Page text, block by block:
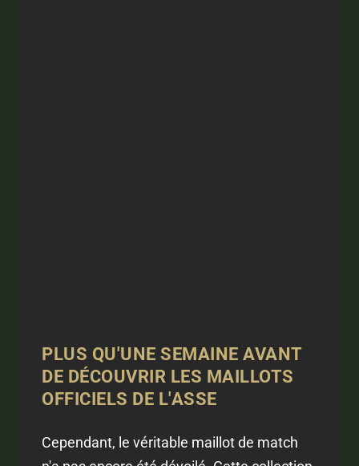
PLUS QU'UNE SEMAINE AVANT
DE DÉCOUVRIR LES MAILLOTS
OFFICIELS DE L'ASSE
Cependant, le véritable maillot de match